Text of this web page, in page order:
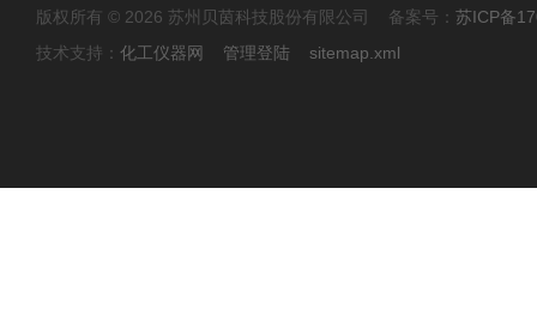
版权所有 © 2026 苏州贝茵科技股份有限公司 备案号： 苏ICP备
技术支持： 化工仪器网 管理登陆 sitemap.xml